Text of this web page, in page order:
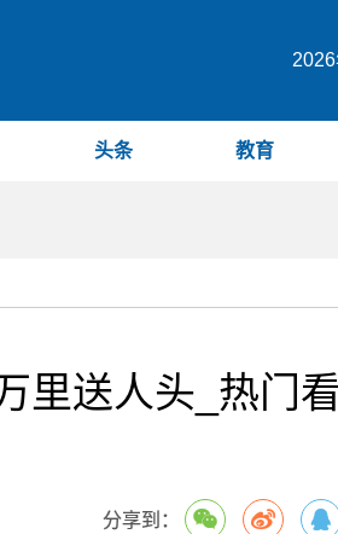
头条 教育
里送人头_热门看
分享到：